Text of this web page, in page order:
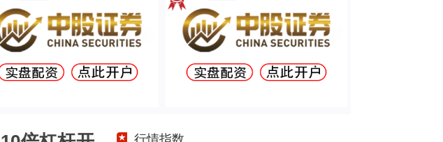
行情指数